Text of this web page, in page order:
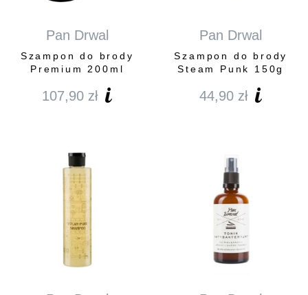
Pan Drwal
Szampon do brody
Premium 200ml
107,90 zł
Pan Drwal
Szampon do brody
Steam Punk 150g
44,90 zł